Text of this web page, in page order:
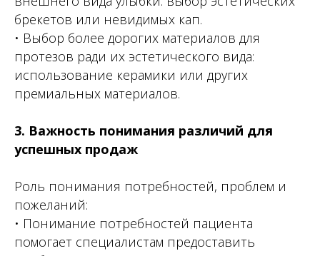
брекетов или невидимых кап.
• Выбор более дорогих материалов для
протезов ради их эстетического вида:
использование керамики или других
премиальных материалов.
3. Важность понимания различий для
успешных продаж
Роль понимания потребностей, проблем и
пожеланий:
• Понимание потребностей пациента
помогает специалистам предоставить